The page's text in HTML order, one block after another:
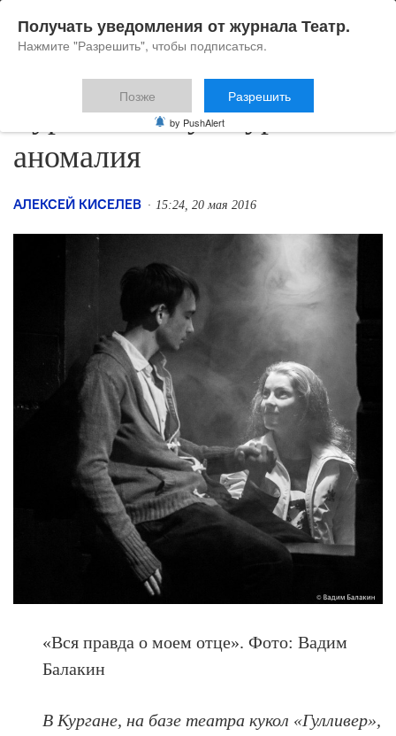
Курганская культурная
аномалия
АЛЕКСЕЙ КИСЕЛЕВ 15:24, 20 мая 2016
«Вся правда о моем отце». Фото: Вадим
Балакин
В Кургане, на базе театра кукол «Гулливер»,
Получать уведомления от журнала Театр.
Нажмите "Разрешить", чтобы подписаться.
Позже Разрешить
by PushAlert